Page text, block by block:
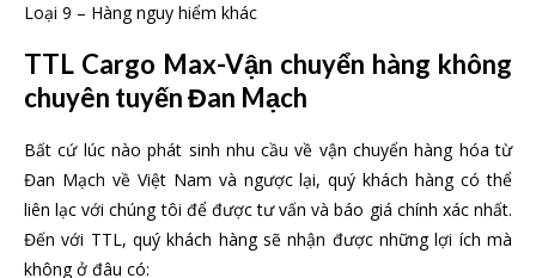
Loại 9 – Hàng nguy hiểm khác
TTL Cargo Max-Vận chuyển hàng không
chuyên tuyến Đan Mạch
Bất cứ lúc nào phát sinh nhu cầu về vận chuyển hàng hóa từ
Đan Mạch về Việt Nam và ngược lại, quý khách hàng có thể
liên lạc với chúng tôi để được tư vấn và báo giá chính xác nhất.
Đến với TTL, quý khách hàng sẽ nhận được những lợi ích mà
không ở đâu có: